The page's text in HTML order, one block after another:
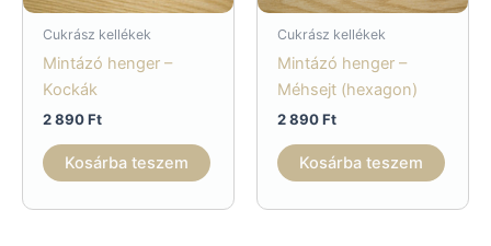
Cukrász kellékek
Mintázó henger –
Kockák
2 890Ft
Kosárba teszem
Cukrász kellékek
Mintázó henger –
Méhsejt (hexagon)
2 890Ft
Kosárba teszem